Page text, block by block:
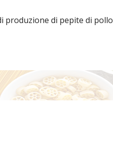
produzione di pepite di pollo